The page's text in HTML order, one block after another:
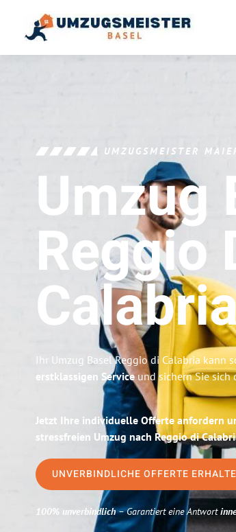
UMZUGSMEISTER
Umzug
Reggio
Ihr Umzug Basel Reggio di Calabria kann
erstklassigen Serviceund sichern Sie sich
Jetzt Ihre individuelle Offerte anfordern
stressfreien Umzug nach Reggio di
UNVERBINDLICHE OFFERTE
100% unverbindlich– Garantiert eine Antwort